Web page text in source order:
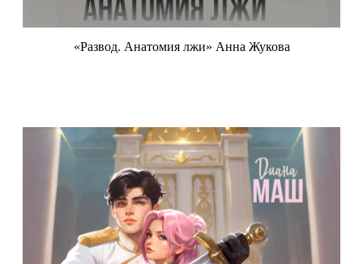
«Развод. Анатомия лжи» Анна Жукова